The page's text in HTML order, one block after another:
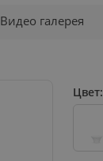
Видео галерея
Цвет: